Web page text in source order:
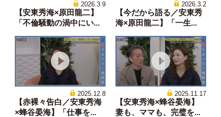
2026.3.9
【安東秀海×原田龍二】
「不倫騒動の渦中にい...
2026.3.2
【今だから語る／安東秀
海×原田龍二】「一生...
2025.12.8
【赤裸々告白／安東秀海
×蜂谷晏海】「仕事を...
2025.11.17
【安東秀海×蜂谷晏海】
妻も、ママも、完璧を...